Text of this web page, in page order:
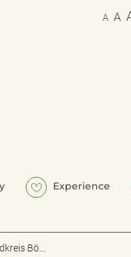
A A
Experience
Bö...